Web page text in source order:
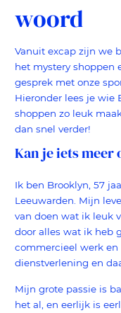
woord
Vanuit excap zijn we
het mystery shoppen
gesprek met onze
Hieronder lees je wie
shoppen zo leuk
dan snel verder!
Kan je iets
Ik ben Brooklyn, 57
Leeuwarden. Mijn
van doen wat ik leuk
door alles wat ik heb
commercieel werk
dienstverlening en
Mijn grote passie is
het al, en eerlijk is